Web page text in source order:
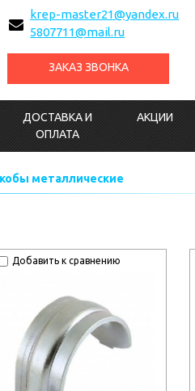
krep-master21@yandex.ru
5807711@mail.ru
ЗАКАЗ ЗВОНКА
ДОСТАВКА И
ОПЛАТА
АКЦИИ
металлические
Добавить к сравнению